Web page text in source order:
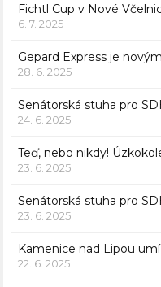
Fichtl Cup v Nové
6. 7. 2025
Gepard Express je
28. 6. 2025
Senátorská stuha pro
24. 6. 2025
Teď, nebo nikdy!
23. 6. 2025
Senátorská stuha pro
23. 6. 2025
Kamenice nad Lipou
22. 6. 2025